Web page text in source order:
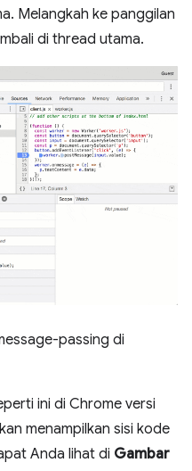
Melangkah ke panggilan
di thread utama.
passing di
ini di Chrome versi
menampilkan sisi kode
Anda lihat di Gambar